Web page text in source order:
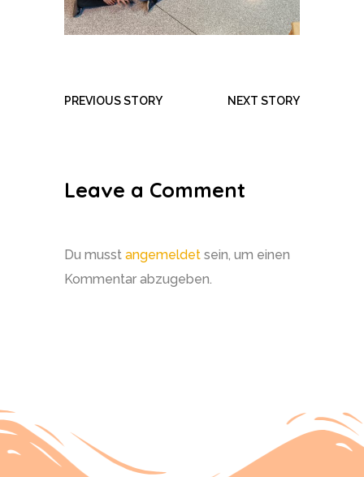
PREVIOUS STORY NEXT STORY
Leave a Comment
Du musst angemeldet sein, um einen
Kommentar abzugeben.